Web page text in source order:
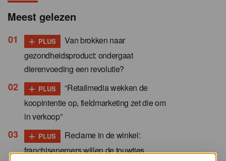
Meest gelezen
+ PLUS
Van brokken naar
gezondheidsproduct: ondergaat
dierenvoeding een revolutie?
+ PLUS
“Retailmedia wekken de
koopintentie op, fieldmarketing zet die om
in verkoop”
+ PLUS
Reclame in de winkel:
franchisenemers willen de touwtjes